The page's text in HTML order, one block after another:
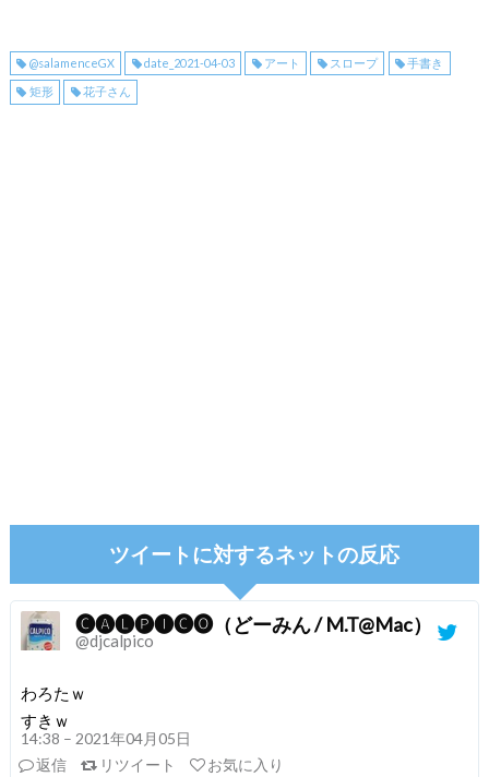
@salamenceGX date_2021-04-03 アート スロープ 手書き
矩形 花子さん
ツイートに対するネットの反応
🅒🅐🅛🅟🅘🅒🅞（どーみん / M.T@Mac）
@djcalpico
わろたｗ
すきｗ
14:38 – 2021年04月05日
返信
リツイート お気に入り